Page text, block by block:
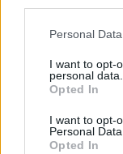
Personal
I want to opt-
personal data.
Opted In
I want to opt-
Personal Data.
Opted In
Pakėlė kartelę
Rokiškio
sumedžiotas
sezono metu.